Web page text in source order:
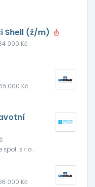
Shell (ž/m)
000 Kč
000 Kč
spol. s r.o.
000 Kč